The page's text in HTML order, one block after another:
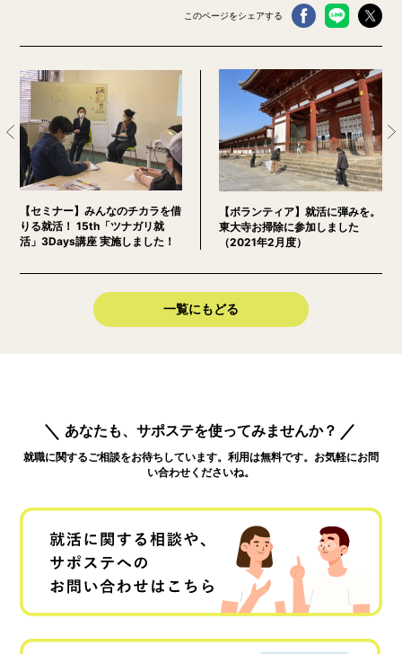
このページをシェアする
【セミナー】みんなのチカラを借
りる就活！ 15th「ツナガリ就
活」3Days講座 実施しました！
【ボランティア】就活に弾みを。
東大寺お掃除に参加しました
（2021年2月度）
一覧にもどる
あなたも、サポステを使ってみませんか？
就職に関するご相談をお待ちしています。利用は無料です。お気軽にお問
い合わせくださいね。